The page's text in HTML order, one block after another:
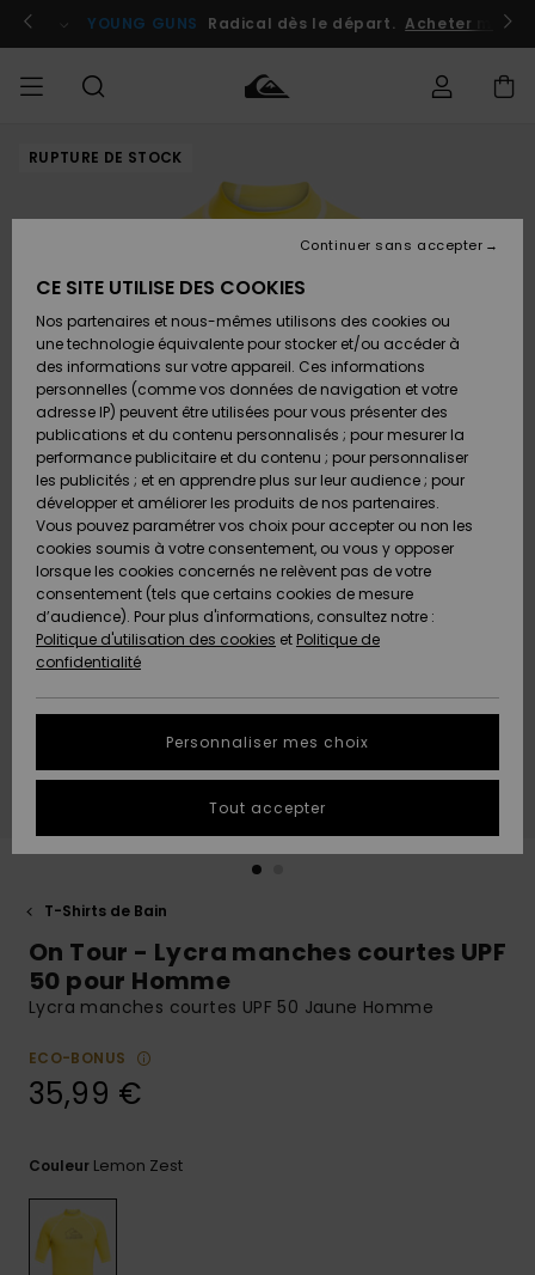
l'information
le
Se connecter / s'inscrire
YOUNG GUNS Radical dès le départ. Acheter
HOMME Vêtements
Chaussures
& Tongs
Surf
Snow
Nouveautés
A
Découvrir
Vêtements
Chaussures
& Tongs
Surf
Snow
Nouveautés
A
Découvrir
FEMME
Shop
A
Découvrir
Snow
SURF
Surf
Shop
Homme
Surf
Shop
Enfant
Highlights
Communauté
SNOW
Snow
Shop
Homme
Snow
Shop
Enfant
Snow
Shop
Femme
A
Découvrir
Communauté
OUTLET
Outlet
Homme
Enfant
Outlet
Femme
AIDE &
CONTACT
Accéder à
commande
Retours
Paiement
Carte
Cadeau
Quiksilver
Freedom
Protection
des
tailles
conversation
plus rapide
à votre
question.
aux
MAGASINS
QUIKSILVER
RUPTURE DE STOCK
T-Shirts de Bain
On Tour - Lycra manches courtes UPF
50 pour Homme
Lycra manches courtes UPF 50 Jaune Homme
ECO-BONUS
35,99 €
Couleur Lemon Zest
CE SITE UTILISE DES COOKIES
Nos partenaires et nous-mêmes utilisons des cookies ou
une technologie équivalente pour stocker et/ou accéder à
des informations sur votre appareil. Ces informations
personnelles (comme vos données de navigation et votre
adresse IP) peuvent être utilisées pour vous présenter des
publications et du contenu personnalisés ; pour mesurer la
performance publicitaire et du contenu ; pour personnaliser
les publicités ; et en apprendre plus sur leur audience ; pour
développer et améliorer les produits de nos partenaires.
Vous pouvez paramétrer vos choix pour accepter ou non les
cookies soumis à votre consentement, ou vous y opposer
lorsque les cookies concernés ne relèvent pas de votre
consentement (tels que certains cookies de mesure
d’audience). Pour plus d'informations, consultez notre :
Politique d'utilisation des cookies et Politique de
confidentialité
Personnaliser mes choix
Continuer sans accepter
Tout accepter